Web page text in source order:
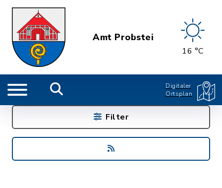
Amt Probstei
16 °C
Digitaler
Ortsplan
Filter